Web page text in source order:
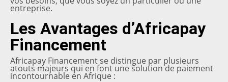
entreprise.
Les Avantages d’Africapay
Financement
Africapay Financement se distingue par plusieurs
atouts majeurs qui en font une solution de paiement
incontournable en Afrique :